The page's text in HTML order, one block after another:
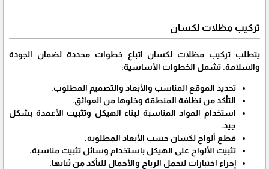
تركيب مظلات لكسان
يتطلب تركيب مظلات لكسان اتباع خطوات محددة لضمان الجودة
والسلامة. تشمل الخطوات الأساسية:
تحديد الموقع المناسب والأبعاد والتصميم المطلوب.
التأكد من نظافة المنطقة وخلوها من العوائق.
استخدام المواد المناسبة لبناء الهيكل وتثبيت الأعمدة بشكل
جيد.
قطع ألواح لكسان حسب الأبعاد المطلوبة.
تثبيت الألواح على الهيكل باستخدام وسائل تثبيت مناسبة.
إجراء اختبارات لتحمل الرياح والأحمال للتأكد من ثباتها.